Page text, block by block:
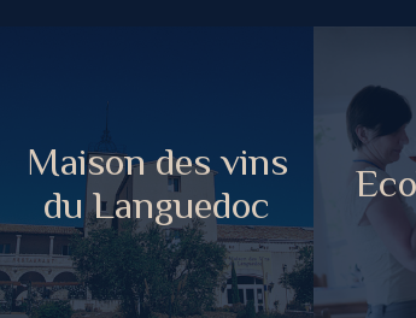
Maison des vins
du Languedoc